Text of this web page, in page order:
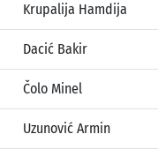
Krupalija Hamdija
Dacić Bakir
Čolo Minel
Uzunović Armin